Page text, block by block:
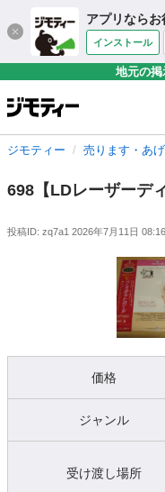
アプリならお
インストール
地元の
ジモティー 売ります・あ
698【LDレーザーデ
投稿ID: zq7a1 2026年7月11日 08:16
価格
ジャンル
受け渡し場所